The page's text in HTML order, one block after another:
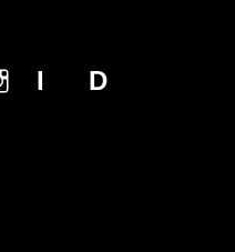
IMPRESSUM